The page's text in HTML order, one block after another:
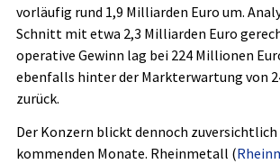
vorläufig rund 1,9 Milliarden Euro um.
Schnitt mit etwa 2,3 Milliarden Euro
operative Gewinn lag bei 224 Millionen
ebenfalls hinter der Markterwartung von
zurück.
Der Konzern blickt dennoch zuversichtlich
kommenden Monate. Rheinmetall (